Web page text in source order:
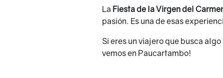
La Fiesta de la Virgen del
pasión. Es una de esas
Si eres un viajero que busca
vemos en Paucartambo!